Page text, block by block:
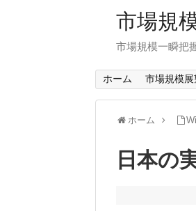
市場規
市場規模一瞬把
ホーム 市場規模
ホーム
日本の